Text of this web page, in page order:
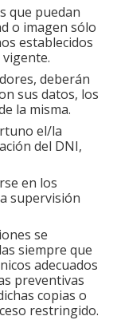
que puedan
o imagen sólo
establecidos
deberán
sus datos, los
la misma.
el/la
del DNI,
en los
supervisión
se
siempre que
adecuados
preventivas
copias o
restringido.